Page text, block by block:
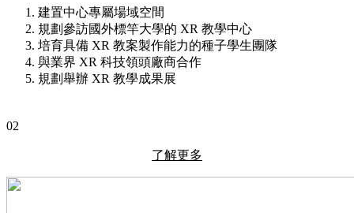
建置中心專屬場域空間
規劃參訪國外標竿大學的 XR 教學中心
培育具備 XR 教案製作能力的種子學生團隊
與業界 XR 科技領頭廠商合作
規劃舉辦 XR 教學成果展
02
了解更多